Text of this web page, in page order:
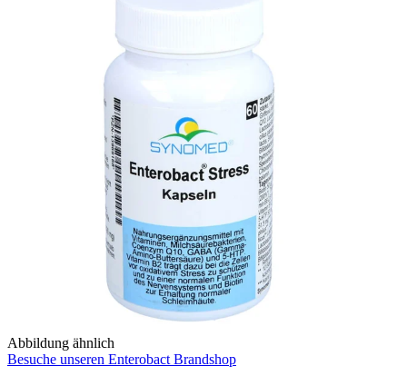
Abbildung ähnlich
Besuche unseren Enterobact Brandshop